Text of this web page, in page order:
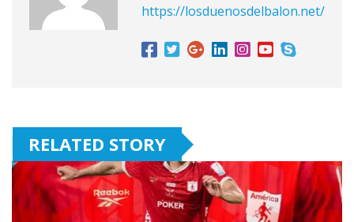
https://losduenosdelbalon.net/
RELATED STORY